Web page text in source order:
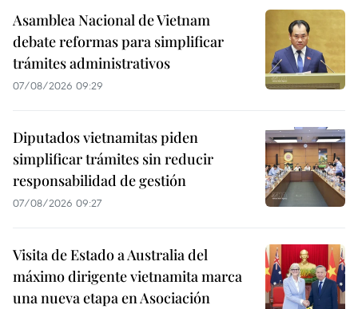
Asamblea Nacional de Vietnam
debate reformas para simplificar
trámites administrativos
07/08/2026 09:29
Diputados vietnamitas piden
simplificar trámites sin reducir
responsabilidad de gestión
07/08/2026 09:27
Visita de Estado a Australia del
máximo dirigente vietnamita marca
una nueva etapa en Asociación